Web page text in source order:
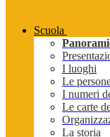
Scuola
I luoghi
Le
I numeri
Le carte
La storia